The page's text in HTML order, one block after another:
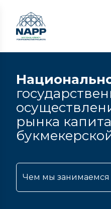
рынка
Чем мы занимаемся